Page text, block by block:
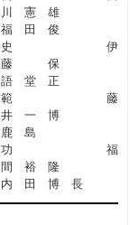
川 憲 雄
福 田 俊
史 伊
藤 保
語 堂 正
範 藤
井 一 博
鹿 島
功 福
間 裕 隆
内 田 博 長